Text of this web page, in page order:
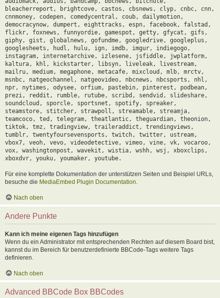
bleacherreport, brightcove, castos, cbsnews, clyp, cnbc, cnn,
cnnmoney, codepen, comedycentral, coub, dailymotion,
democracynow, dumpert, eighttracks, espn, facebook, falstad,
flickr, foxnews, funnyordie, gamespot, getty, gfycat, gifs,
giphy, gist, globalnews, gofundme, googledrive, googleplus,
googlesheets, hudl, hulu, ign, imdb, imgur, indiegogo,
instagram, internetarchive, izlesene, jsfiddle, jwplatform,
kaltura, khl, kickstarter, libsyn, liveleak, livestream,
mailru, medium, megaphone, metacafe, mixcloud, mlb, mrctv,
msnbc, natgeochannel, natgeovideo, nbcnews, nbcsports, nhl,
npr, nytimes, odysee, orfium, pastebin, pinterest, podbean,
prezi, reddit, rumble, rutube, scribd, sendvid, slideshare,
soundcloud, sporcle, sportsnet, spotify, spreaker,
steamstore, stitcher, strawpoll, streamable, streamja,
teamcoco, ted, telegram, theatlantic, theguardian, theonion,
tiktok, tmz, tradingview, traileraddict, trendingviews,
tumblr, twentyfoursevensports, twitch, twitter, ustream,
vbox7, veoh, vevo, videodetective, vimeo, vine, vk, vocaroo,
vox, washingtonpost, wavekit, wistia, wshh, wsj, xboxclips,
xboxdvr, youku, youmaker, youtube.
Für eine komplette Dokumentation der unterstützen Seiten und Beispiel URLs,
besuche die MediaEmbed Plugin Documentation.
Nach oben
Andere Punkte
Kann ich meine eigenen Tags hinzufügen
Wenn du ein Administrator mit entsprechenden Rechten auf diesem Board bist,
kannst du im Bereich für benutzerdefinierte BBCode-Tags weitere Tags
definieren.
Nach oben
Advanced BBCode Box BBCodes